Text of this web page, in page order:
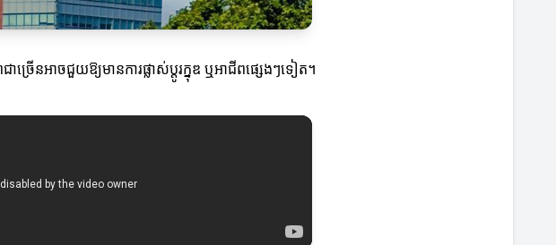
ច្រើនអាចជួយឱ្យមានការផ្លាស់ប្តូរក្នុឌ ឬអាជីពផ្សេងៗទៀត។